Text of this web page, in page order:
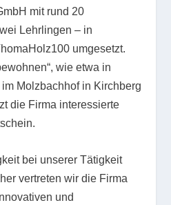
mit rund 20
Lehrlingen – in
umgesetzt.
wie etwa in
Molzbachhof in Kirchberg
die Firma interessierte
bei unserer Tätigkeit
vertreten wir die Firma
und